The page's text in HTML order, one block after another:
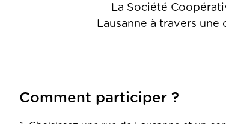
La Société
Lausanne à travers
Comment participer ?